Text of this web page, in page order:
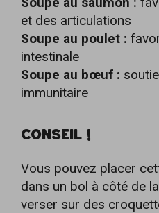
et des articulations
Soupe au poulet :
intestinale
Soupe au bœuf :
immunitaire
CONSEIL !
Vous pouvez placer
dans un bol à côté de
verser sur des